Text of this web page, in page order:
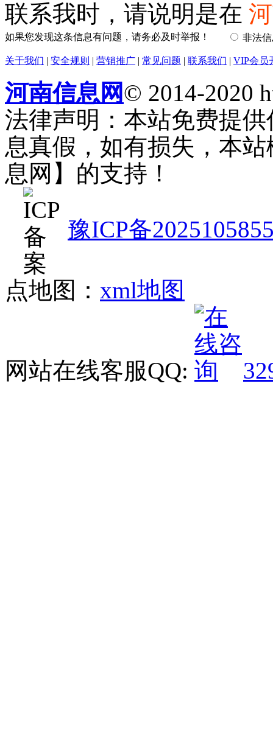
联系我时，请说明是在
如果您发现这条信息有问题，请务必及时举报！ 非法
关于我们 | 安全规则 | 营销推广 | 常见问题 | 联系我们 | VIP会员
河南信息网© 2014-2020
法律声明：本站免费提
息真假，如有损失，本
息网】的支持！
豫ICP备
点地图： xml地图
网站在线客服QQ: